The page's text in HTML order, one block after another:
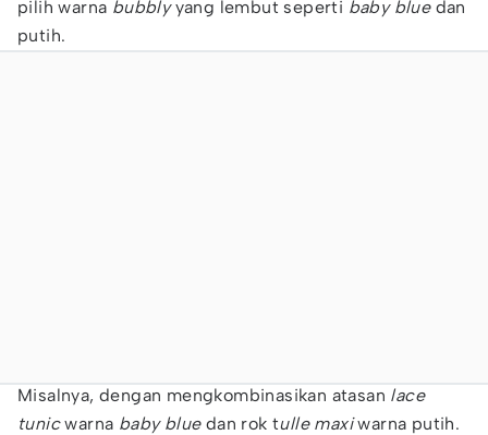
pilih warna bubblyyang lembut seperti baby bluedan
putih.
Misalnya, dengan mengkombinasikan atasan lace
tunicwarna baby bluedan rok tulle maxiwarna putih.